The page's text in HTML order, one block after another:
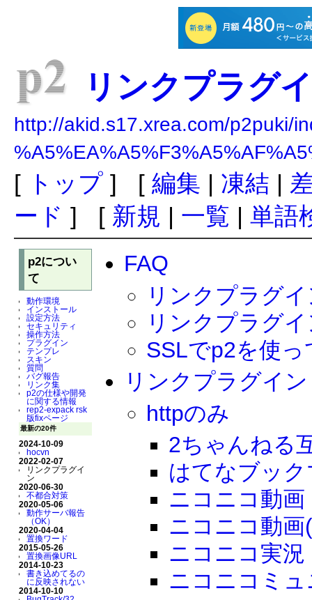
リンクプラグ
http://akid.s17.xrea.com/p2puki/
[ トップ] [ 編集 | 凍結 |
ード ] [ 新規 | 一覧 | 単語
p2につい
て
動作環境
インストール
設定方法
セキュリティ
操作方法
プラグイン
テンプレ
スキン
質問
バグ報告
リンク集
p2の仕様や開発
に関する情報
rep2-expack rsk
版fixページ
最新の20件
2024-10-09
hocvn
2022-02-07
リンクプラグイ
ン
2020-06-30
不都合対策
2020-05-06
動作サーバ報告
（OK）
2020-04-04
置換ワード
2015-05-26
置換画像URL
2014-10-23
書き込めてるの
に反映されない
2014-10-10
FAQ
リンクプラグ
リンクプラグ
SSLでp2を使
リンクプラグイ
httpのみ
2ちゃんねる
はてなブッ
ニコニコ動画
ニコニコ動
ニコニコ実況
ニコニコミ